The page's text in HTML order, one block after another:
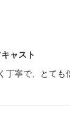
ャスト
丁寧で、とても